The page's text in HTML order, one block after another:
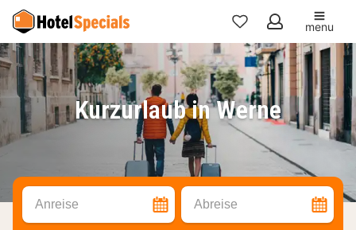
Meine
Favoriten
menu
Kurzurlaub in Werne
Anreise Abreise